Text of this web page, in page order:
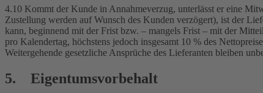
4.10 Kommt der Kunde in Annahmeverzug, unterlässt er eine
Zustellung werden auf Wunsch des Kunden verzögert), ist der
kann, beginnend mit der Frist bzw. – mangels Frist – mit der
pro Kalendertag, höchstens jedoch insgesamt 10 % des
Weitergehende gesetzliche Ansprüche des Lieferanten bleiben
5. Eigentumsvorbehalt